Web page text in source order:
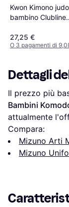
Kwon Kimono judo
bambino Clubline
27,25 €
O 3 pagamenti di
Dettagli
Il prezzo più
Bambini
attualmente
Compara:
Mizuno Arti
Mizuno